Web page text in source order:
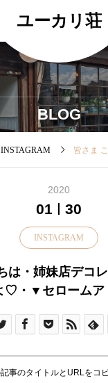
ユーカリ荘
BLOG
INSTAGRAM 皆さま こんにちは・姉妹店デコレより植物達が届いておりますよ♡・▼セロームアトムセロームのコンパクトな品種葉がクシュっとしているのが特徴でどっしりとした根上がりが魅力的♪縁起が良いのでgiftにもおススメです・▼フェイカスティネケ葉の周りにクリーム色の斑が入る品種で強く育てやすいので初心者の方
2020
01 30
INSTAGRAM
は・姉妹店デコ
♡・▼セロームア
した根上がりが魅
ーム色の斑が入る
事のタイトルとURLをコ